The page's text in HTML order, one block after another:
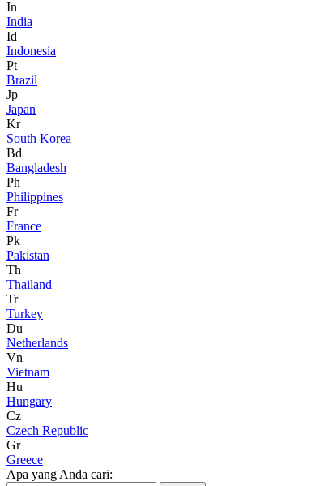
In
India
Id
Indonesia
Pt
Brazil
Jp
Japan
Kr
South Korea
Bd
Bangladesh
Ph
Philippines
Fr
France
Pk
Pakistan
Th
Thailand
Tr
Turkey
Du
Netherlands
Vn
Vietnam
Hu
Hungary
Cz
Czech Republic
Gr
Greece
Apa yang Anda cari: